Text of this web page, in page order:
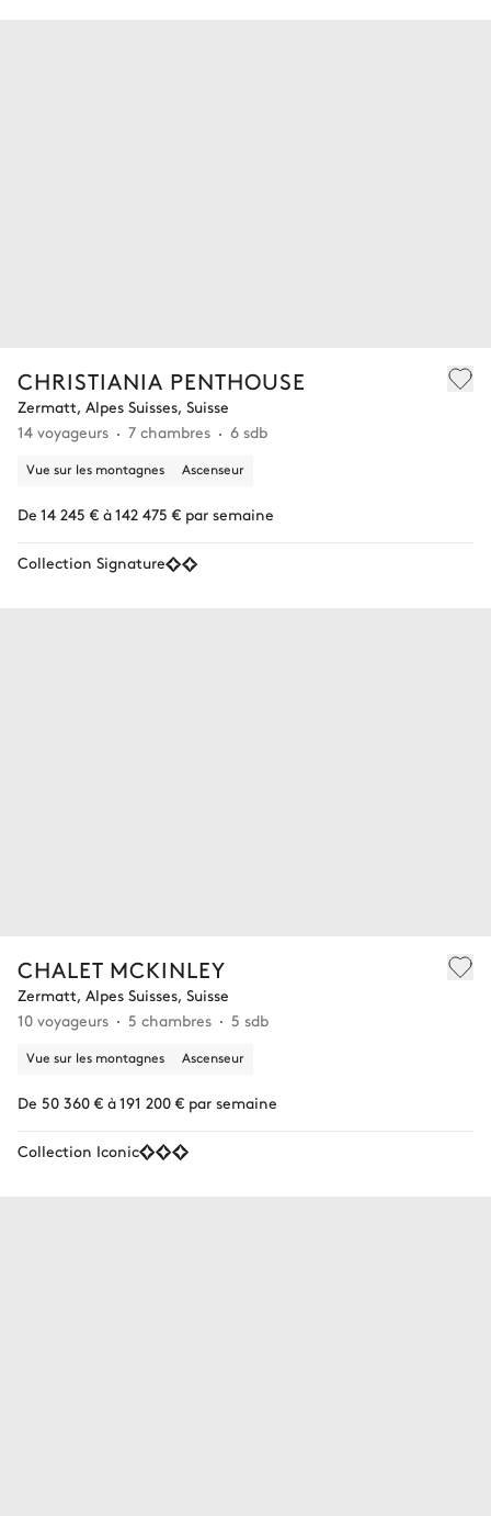
CHRISTIANIA PENTHOUSE
Zermatt, Alpes Suisses, Suisse
14 voyageurs
7 chambres 6 sdb
Vue sur les montagnes Ascenseur
De 14 245 € à 142 475 € par semaine
Collection Signature
CHALET MCKINLEY
Zermatt, Alpes Suisses, Suisse
10 voyageurs
5 chambres 5 sdb
Vue sur les montagnes Ascenseur
De 50 360 € à 191 200 € par semaine
Collection Iconic